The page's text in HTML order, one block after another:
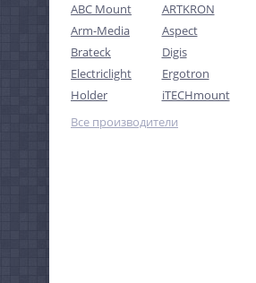
ABC Mount
ARTKRON
Arm-Media
Aspect
Brateck
Digis
Electriclight
Ergotron
Holder
iTECHmount
Все производители